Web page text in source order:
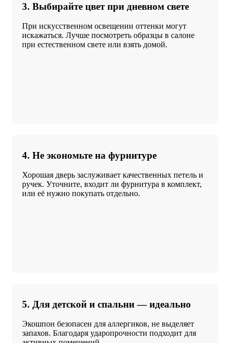
3. Выбирайте цвет при дневном свете
При искусственном освещении оттенки могут
искажаться. Лучше посмотреть образцы в салоне
при естественном свете или взять домой.
4. Не экономьте на фурнитуре
Хорошая дверь заслуживает качественных петель и
ручек. Уточните, входит ли фурнитура в комплект,
или её нужно покупать отдельно.
5. Для детской и спальни — идеально
Экошпон безопасен для аллергиков, не выделяет
запахов. Благодаря ударопрочности подходит для